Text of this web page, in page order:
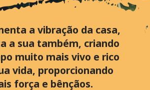
a vibração da casa,
a sua também, criando
muito mais vivo e rico
vida, proporcionando
força e bênçãos.